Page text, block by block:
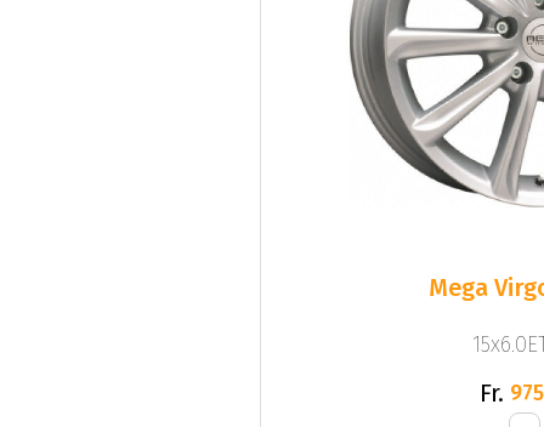
Mega
Fr.